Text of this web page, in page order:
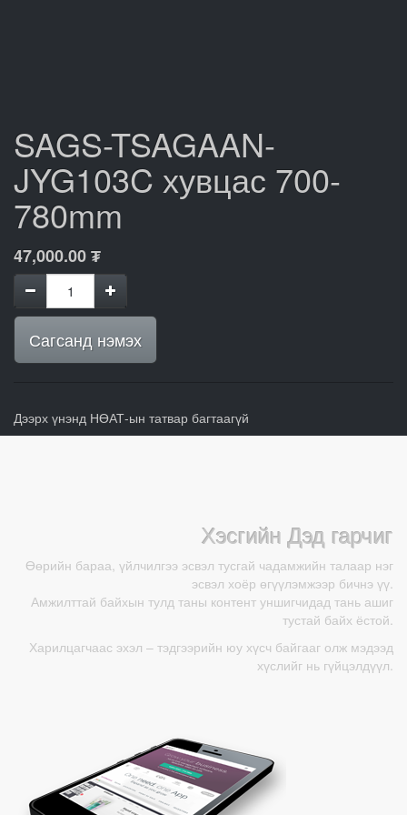
SAGS-TSAGAAN-
JYG103C хувцас 700-
780mm
47,000.00₮
Сагсанд нэмэх
Дээрх үнэнд НӨАТ-ын татвар багтаагүй
Хэсгийн Дэд гарчиг
Өөрийн бараа, үйлчилгээ эсвэл тусгай чадамжийн талаар нэг
эсвэл хоёр өгүүлэмжээр бичнэ үү.
Амжилттай байхын тулд таны контент уншигчидад тань ашиг
тустай байх ёстой.
Харилцагчаас эхэл – тэдгээрийн юу хүсч байгааг олж мэдээд
хүслийг нь гүйцэлдүүл.